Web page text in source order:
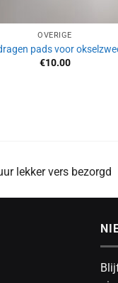
OVERIGE
pads voor
€10.00
lekker vers bezorgd